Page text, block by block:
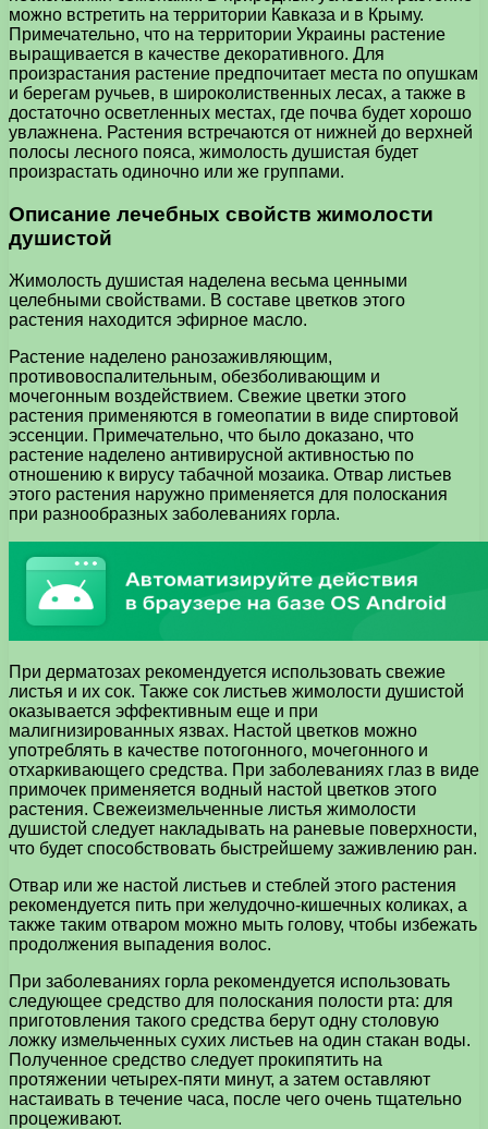
можно встретить на территории Кавказа и в Крыму.
Примечательно, что на территории Украины растение
выращивается в качестве декоративного. Для
произрастания растение предпочитает места по опушкам
и берегам ручьев, в широколиственных лесах, а также в
достаточно осветленных местах, где почва будет хорошо
увлажнена. Растения встречаются от нижней до верхней
полосы лесного пояса, жимолость душистая будет
произрастать одиночно или же группами.
Описание лечебных свойств жимолости
душистой
Жимолость душистая наделена весьма ценными
целебными свойствами. В составе цветков этого
растения находится эфирное масло.
Растение наделено ранозаживляющим,
противовоспалительным, обезболивающим и
мочегонным воздействием. Свежие цветки этого
растения применяются в гомеопатии в виде спиртовой
эссенции. Примечательно, что было доказано, что
растение наделено антивирусной активностью по
отношению к вирусу табачной мозаика. Отвар листьев
этого растения наружно применяется для полоскания
при разнообразных заболеваниях горла.
При дерматозах рекомендуется использовать свежие
листья и их сок. Также сок листьев жимолости душистой
оказывается эффективным еще и при
малигнизированных язвах. Настой цветков можно
употреблять в качестве потогонного, мочегонного и
отхаркивающего средства. При заболеваниях глаз в виде
примочек применяется водный настой цветков этого
растения. Свежеизмельченные листья жимолости
душистой следует накладывать на раневые поверхности,
что будет способствовать быстрейшему заживлению ран.
Отвар или же настой листьев и стеблей этого растения
рекомендуется пить при желудочно-кишечных коликах, а
также таким отваром можно мыть голову, чтобы избежать
продолжения выпадения волос.
При заболеваниях горла рекомендуется использовать
следующее средство для полоскания полости рта: для
приготовления такого средства берут одну столовую
ложку измельченных сухих листьев на один стакан воды.
Полученное средство следует прокипятить на
протяжении четырех-пяти минут, а затем оставляют
настаивать в течение часа, после чего очень тщательно
процеживают.